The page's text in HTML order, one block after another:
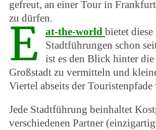
gefreut, an einer Tour in
zu dürfen.
E at-the-world bietet
Stadtführungen schon
ist es den Blick hinter
Großstadt zu vermitteln und
Viertel abseits der
Jede Stadtführung beinhaltet
verschiedenen Partner